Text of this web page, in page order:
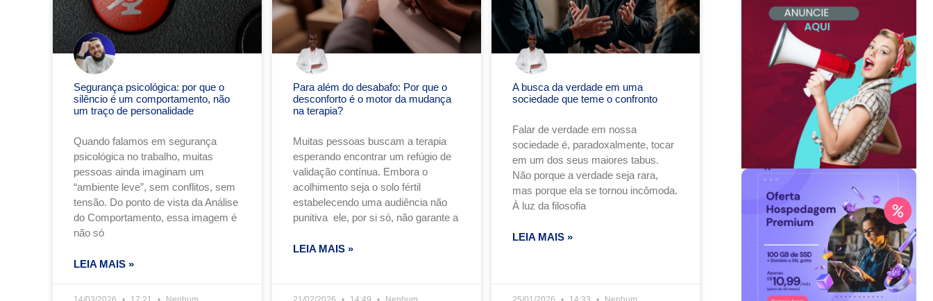
Segurança psicológica: por que o
silêncio é um comportamento, não
um traço de personalidade
Quando falamos em segurança
psicológica no trabalho, muitas
pessoas ainda imaginam um
“ambiente leve”, sem conflitos, sem
tensão. Do ponto de vista da Análise
do Comportamento, essa imagem é
não só
LEIA MAIS »
Para além do desabafo: Por que o
desconforto é o motor da mudança
na terapia?
Muitas pessoas buscam a terapia
esperando encontrar um refúgio de
validação contínua. Embora o
acolhimento seja o solo fértil
estabelecendo uma audiência não
punitiva ele, por si só, não garante a
LEIA MAIS »
A busca da verdade em uma
sociedade que teme o confronto
Falar de verdade em nossa
sociedade é, paradoxalmente, tocar
em um dos seus maiores tabus.
Não porque a verdade seja rara,
mas porque ela se tornou incômoda.
À luz da filosofia
LEIA MAIS »